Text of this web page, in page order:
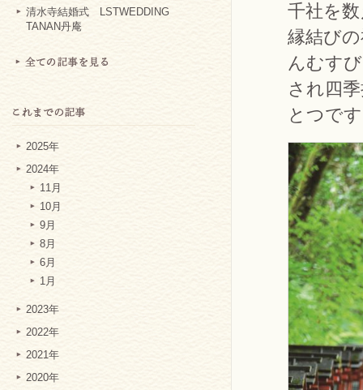
清水寺結婚式 LSTWEDDING
TANAN丹庵
2025年
2024年
11月
10月
9月
8月
6月
1月
2023年
2022年
2021年
2020年
千社を
縁結び
んむす
され四
とつで